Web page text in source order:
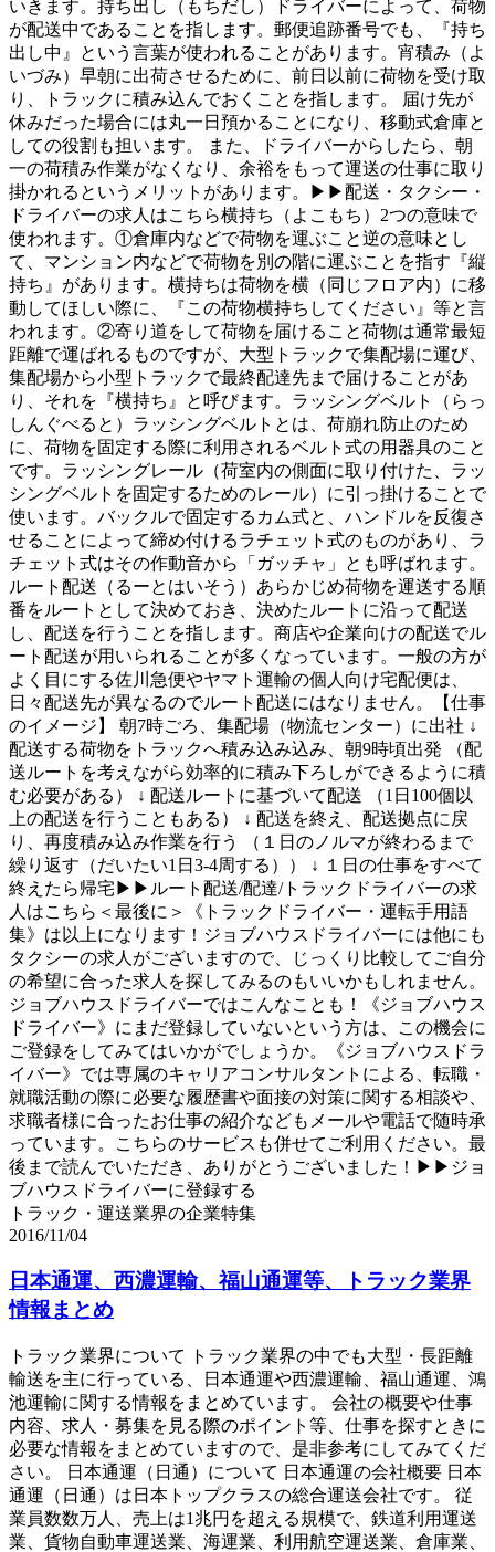
いきます。持ち出し（もちだし）ドライバーによって、荷物
が配送中であることを指します。郵便追跡番号でも、『持ち
出し中』という言葉が使われることがあります。宵積み（よ
いづみ）早朝に出荷させるために、前日以前に荷物を受け取
り、トラックに積み込んでおくことを指します。 届け先が
休みだった場合には丸一日預かることになり、移動式倉庫と
しての役割も担います。 また、ドライバーからしたら、朝
一の荷積み作業がなくなり、余裕をもって運送の仕事に取り
掛かれるというメリットがあります。▶▶配送・タクシー・
ドライバーの求人はこちら横持ち（よこもち）2つの意味で
使われます。①倉庫内などで荷物を運ぶこと逆の意味とし
て、マンション内などで荷物を別の階に運ぶことを指す『縦
持ち』があります。横持ちは荷物を横（同じフロア内）に移
動してほしい際に、『この荷物横持ちしてください』等と言
われます。②寄り道をして荷物を届けること荷物は通常最短
距離で運ばれるものですが、大型トラックで集配場に運び、
集配場から小型トラックで最終配達先まで届けることがあ
り、それを『横持ち』と呼びます。ラッシングベルト（らっ
しんぐべると）ラッシングベルトとは、荷崩れ防止のため
に、荷物を固定する際に利用されるベルト式の用器具のこと
です。ラッシングレール（荷室内の側面に取り付けた、ラッ
シングベルトを固定するためのレール）に引っ掛けることで
使います。バックルで固定するカム式と、ハンドルを反復さ
せることによって締め付けるラチェット式のものがあり、ラ
チェット式はその作動音から「ガッチャ」とも呼ばれます。
ルート配送（るーとはいそう）あらかじめ荷物を運送する順
番をルートとして決めておき、決めたルートに沿って配送
し、配送を行うことを指します。商店や企業向けの配送でル
ート配送が用いられることが多くなっています。一般の方が
よく目にする佐川急便やヤマト運輸の個人向け宅配便は、
日々配送先が異なるのでルート配送にはなりません。【仕事
のイメージ】 朝7時ごろ、集配場（物流センター）に出社 ↓
配送する荷物をトラックへ積み込み込み、朝9時頃出発 （配
送ルートを考えながら効率的に積み下ろしができるように積
む必要がある） ↓ 配送ルートに基づいて配送 （1日100個以
上の配送を行うこともある） ↓ 配送を終え、配送拠点に戻
り、再度積み込み作業を行う （１日のノルマが終わるまで
繰り返す（だいたい1日3-4周する）） ↓ １日の仕事をすべて
終えたら帰宅▶▶ルート配送/配達/トラックドライバーの求
人はこちら＜最後に＞《トラックドライバー・運転手用語
集》は以上になります！ジョブハウスドライバーには他にも
タクシーの求人がございますので、じっくり比較してご自分
の希望に合った求人を探してみるのもいいかもしれません。
ジョブハウスドライバーではこんなことも！《ジョブハウス
ドライバー》にまだ登録していないという方は、この機会に
ご登録をしてみてはいかがでしょうか。《ジョブハウスドラ
イバー》では専属のキャリアコンサルタントによる、転職・
就職活動の際に必要な履歴書や面接の対策に関する相談や、
求職者様に合ったお仕事の紹介などもメールや電話で随時承
っています。こちらのサービスも併せてご利用ください。最
後まで読んでいただき、ありがとうございました！▶▶ジョ
ブハウスドライバーに登録する
トラック・運送業界の企業特集
2016/11/04
日本通運、西濃運輸、福山通運等、トラック業界
情報まとめ
トラック業界について トラック業界の中でも大型・長距離
輸送を主に行っている、日本通運や西濃運輸、福山通運、鴻
池運輸に関する情報をまとめています。 会社の概要や仕事
内容、求人・募集を見る際のポイント等、仕事を探すときに
必要な情報をまとめていますので、是非参考にしてみてくだ
さい。 日本通運（日通）について 日本通運の会社概要 日本
通運（日通）は日本トップクラスの総合運送会社です。 従
業員数数万人、売上は1兆円を超える規模で、鉄道利用運送
業、貨物自動車運送業、海運業、利用航空運送業、倉庫業、